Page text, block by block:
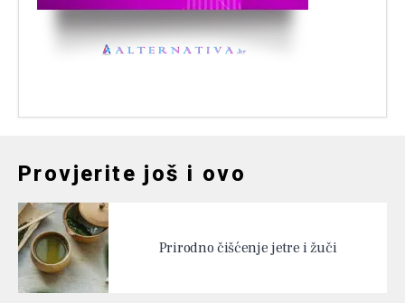
Provjerite još i ovo
Prirodno čišćenje jetre i žuči